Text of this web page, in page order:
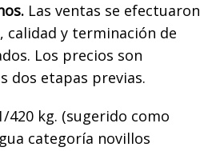
Las ventas se efectuaron
calidad y terminación de
Los precios son
dos etapas previas.
420 kg. (sugerido como
categoría novillos